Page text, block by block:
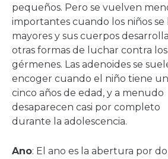
pequeños. Pero se vuelven
importantes cuando los niños se
mayores y sus cuerpos
otras formas de luchar contra los
gérmenes. Las adenoides se
encoger cuando el niño tiene
cinco años de edad, y a menudo
desaparecen casi por completo
durante la adolescencia.
Ano: El ano es la abertura por